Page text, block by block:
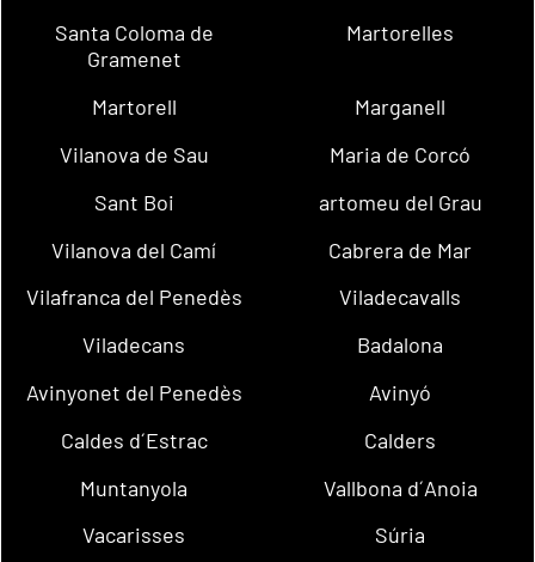
Santa Coloma de
Gramenet
Martorelles
Martorell
Marganell
Vilanova de Sau
Maria de Corcó
Sant Boi
artomeu del Grau
Vilanova del Camí
Cabrera de Mar
Vilafranca del Penedès
Viladecavalls
Viladecans
Badalona
Avinyonet del Penedès
Avinyó
Caldes d´Estrac
Calders
Muntanyola
Vallbona d´Anoia
Vacarisses
Súria